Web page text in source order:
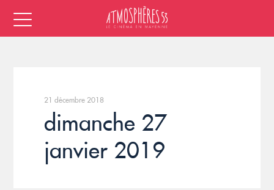
21 décembre 2018
dimanche 27
janvier 2019